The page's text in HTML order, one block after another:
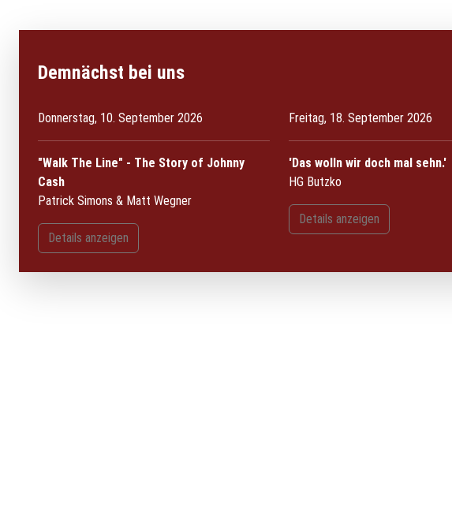
Demnächst bei uns
Donnerstag, 10. September 2026
"Walk The Line" - The Story of Johnny
Cash
Patrick Simons & Matt Wegner
Details anzeigen
Freitag, 18. September 2026
'Das wolln wir doch mal sehn.'
HG Butzko
Details anzeigen